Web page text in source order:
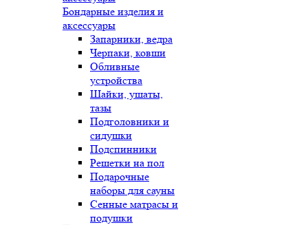
Бондарные изделия и
аксессуары
Запарники, ведра
Черпаки, ковши
Обливные
устройства
Шайки, ушаты,
тазы
Подголовники и
сидушки
Подспинники
Решетки на пол
Подарочные
наборы для сауны
Сенные матрасы и
подушки